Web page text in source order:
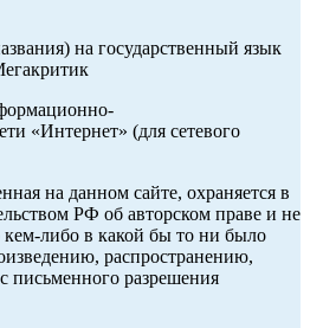
на государственный язык
«Интернет» (для сетевого
на данном сайте, охраняется в
РФ об авторском праве и не
либо в какой бы то ни было
распространению,
письменного разрешения